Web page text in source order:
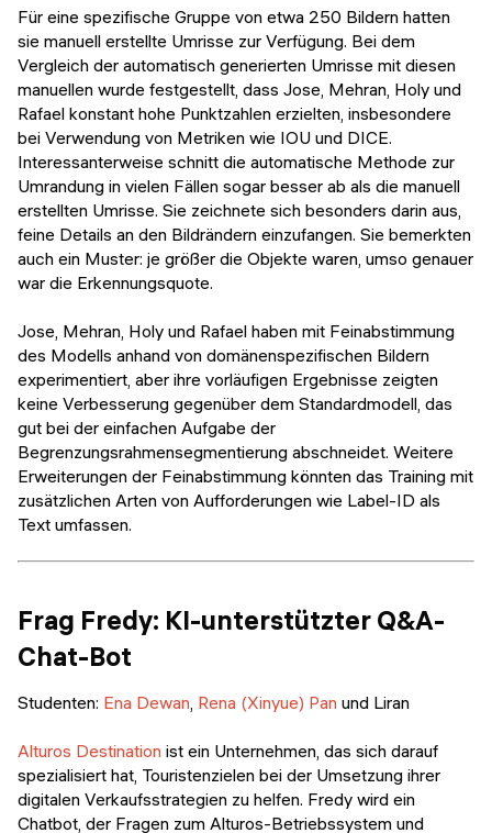
Für eine spezifische Gruppe von etwa 250 Bildern hatten
sie manuell erstellte Umrisse zur Verfügung. Bei dem
Vergleich der automatisch generierten Umrisse mit diesen
manuellen wurde festgestellt, dass Jose, Mehran, Holy und
Rafael konstant hohe Punktzahlen erzielten, insbesondere
bei Verwendung von Metriken wie IOU und DICE.
Interessanterweise schnitt die automatische Methode zur
Umrandung in vielen Fällen sogar besser ab als die manuell
erstellten Umrisse. Sie zeichnete sich besonders darin aus,
feine Details an den Bildrändern einzufangen. Sie bemerkten
auch ein Muster: je größer die Objekte waren, umso genauer
war die Erkennungsquote.
Jose, Mehran, Holy und Rafael haben mit Feinabstimmung
des Modells anhand von domänenspezifischen Bildern
experimentiert, aber ihre vorläufigen Ergebnisse zeigten
keine Verbesserung gegenüber dem Standardmodell, das
gut bei der einfachen Aufgabe der
Begrenzungsrahmensegmentierung abschneidet. Weitere
Erweiterungen der Feinabstimmung könnten das Training mit
zusätzlichen Arten von Aufforderungen wie Label-ID als
Text umfassen.
Frag Fredy: KI-unterstützter Q&A-
Chat-Bot
Studenten: Ena Dewan, Rena (Xinyue) Pan und Liran
Alturos Destination ist ein Unternehmen, das sich darauf
spezialisiert hat, Touristenzielen bei der Umsetzung ihrer
digitalen Verkaufsstrategien zu helfen. Fredy wird ein
Chatbot, der Fragen zum Alturos-Betriebssystem und